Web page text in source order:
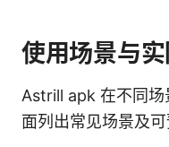
使用场景与
Astrill apk 在不同场
面列出常见场景及可